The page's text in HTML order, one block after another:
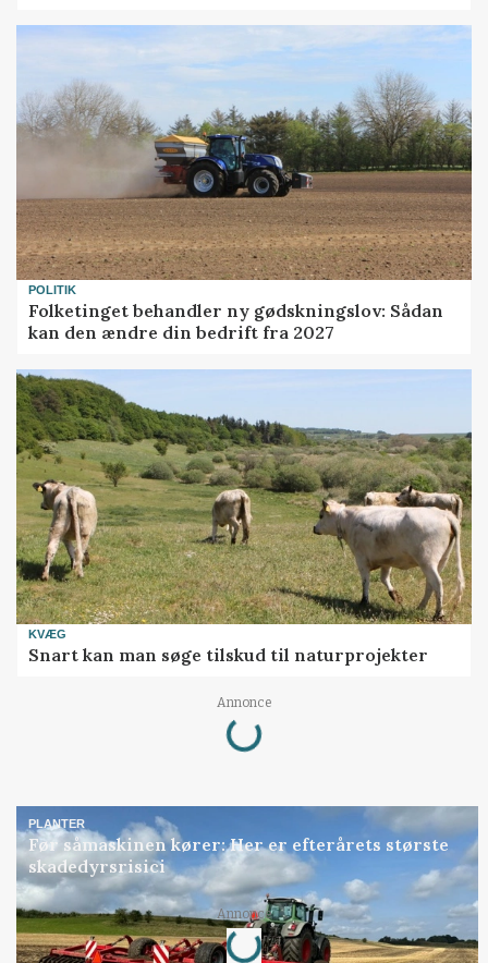
POLITIK
Folketinget behandler ny gødskningslov: Sådan
kan den ændre din bedrift fra 2027
KVÆG
Snart kan man søge tilskud til naturprojekter
Annonce
Loading...
PLANTER
Før såmaskinen kører: Her er efterårets største
skadedyrsrisici
Annonce
Loading...